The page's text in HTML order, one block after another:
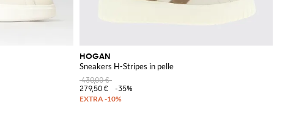
HOGAN
Sneakers H-Stripes in pelle
430,00 €
279,50 €
-35%